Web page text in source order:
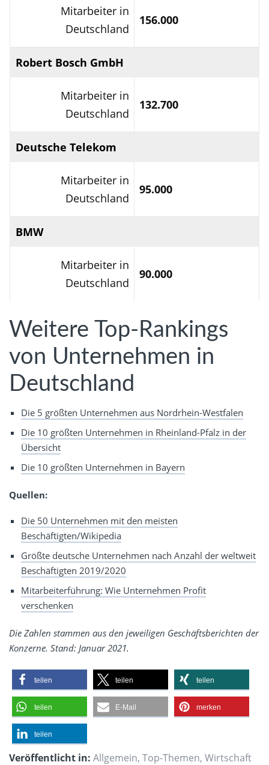
Mitarbeiter in
Deutschland
156.000
Robert Bosch GmbH
Mitarbeiter in
Deutschland
132.700
Deutsche Telekom
Mitarbeiter in
Deutschland
95.000
BMW
Mitarbeiter in
Deutschland
90.000
Weitere Top-Rankings
von Unternehmen in
Deutschland
Die 5 größten Unternehmen aus Nordrhein-Westfalen
Die 10 größten Unternehmen in Rheinland-Pfalz in der
Übersicht
Die 10 größten Unternehmen in Bayern
Quellen:
Die 50 Unternehmen mit den meisten
Beschäftigten/Wikipedia
Größte deutsche Unternehmen nach Anzahl der weltweit
Beschäftigten 2019/2020
Mitarbeiterführung: Wie Unternehmen Profit
verschenken
Die Zahlen stammen aus den jeweiligen Geschäftsberichten der
Konzerne. Stand: Januar 2021.
teilen teilen teilen
teilen E-Mail merken
teilen
Veröffentlicht in: Allgemein, Top-Themen, Wirtschaft